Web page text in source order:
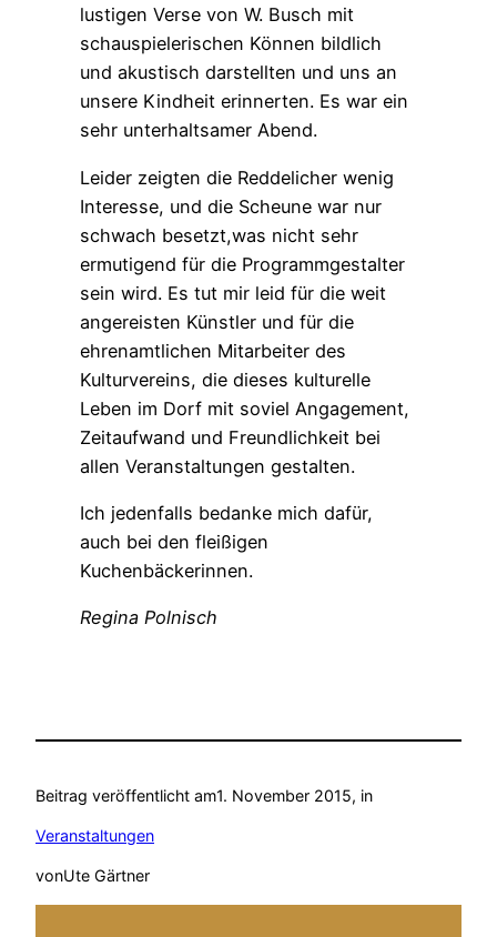
lustigen Verse von W. Busch mit
schauspielerischen Können bildlich
und akustisch darstellten und uns an
unsere Kindheit erinnerten. Es war ein
sehr unterhaltsamer Abend.
Leider zeigten die Reddelicher wenig
Interesse, und die Scheune war nur
schwach besetzt,was nicht sehr
ermutigend für die Programmgestalter
sein wird. Es tut mir leid für die weit
angereisten Künstler und für die
ehrenamtlichen Mitarbeiter des
Kulturvereins, die dieses kulturelle
Leben im Dorf mit soviel Angagement,
Zeitaufwand und Freundlichkeit bei
allen Veranstaltungen gestalten.
Ich jedenfalls bedanke mich dafür,
auch bei den fleißigen
Kuchenbäckerinnen.
Regina Polnisch
Beitrag veröffentlicht am1. November 2015, in
Veranstaltungen
vonUte Gärtner